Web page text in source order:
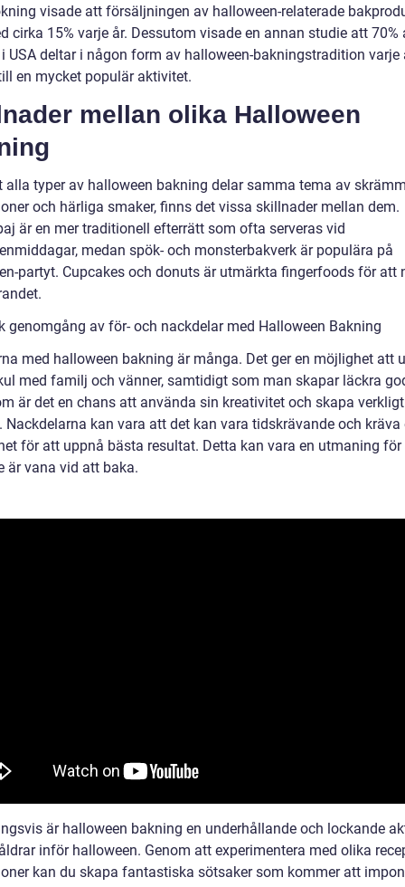
visade att försäljningen av halloween-relaterade
cirka 15% varje år. Dessutom visade en annan studie att 70%
USA deltar i någon form av halloween-bakningstradition varje
en mycket populär aktivitet.
mellan olika Halloween
alla typer av halloween bakning delar samma tema av
och härliga smaker, finns det vissa skillnader mellan dem.
är en mer traditionell efterrätt som ofta serveras vid
medan spök- och monsterbakverk är populära på
partyt. Cupcakes och donuts är utmärkta fingerfoods för att
genomgång av för- och nackdelar med Halloween Bakning
med halloween bakning är många. Det ger en möjlighet att
med familj och vänner, samtidigt som man skapar läckra
är det en chans att använda sin kreativitet och skapa
Nackdelarna kan vara att det kan vara tidskrävande och kräva
för att uppnå bästa resultat. Detta kan vara en utmaning för
är vana vid att baka.
är halloween bakning en underhållande och lockande
inför halloween. Genom att experimentera med olika
kan du skapa fantastiska sötsaker som kommer att